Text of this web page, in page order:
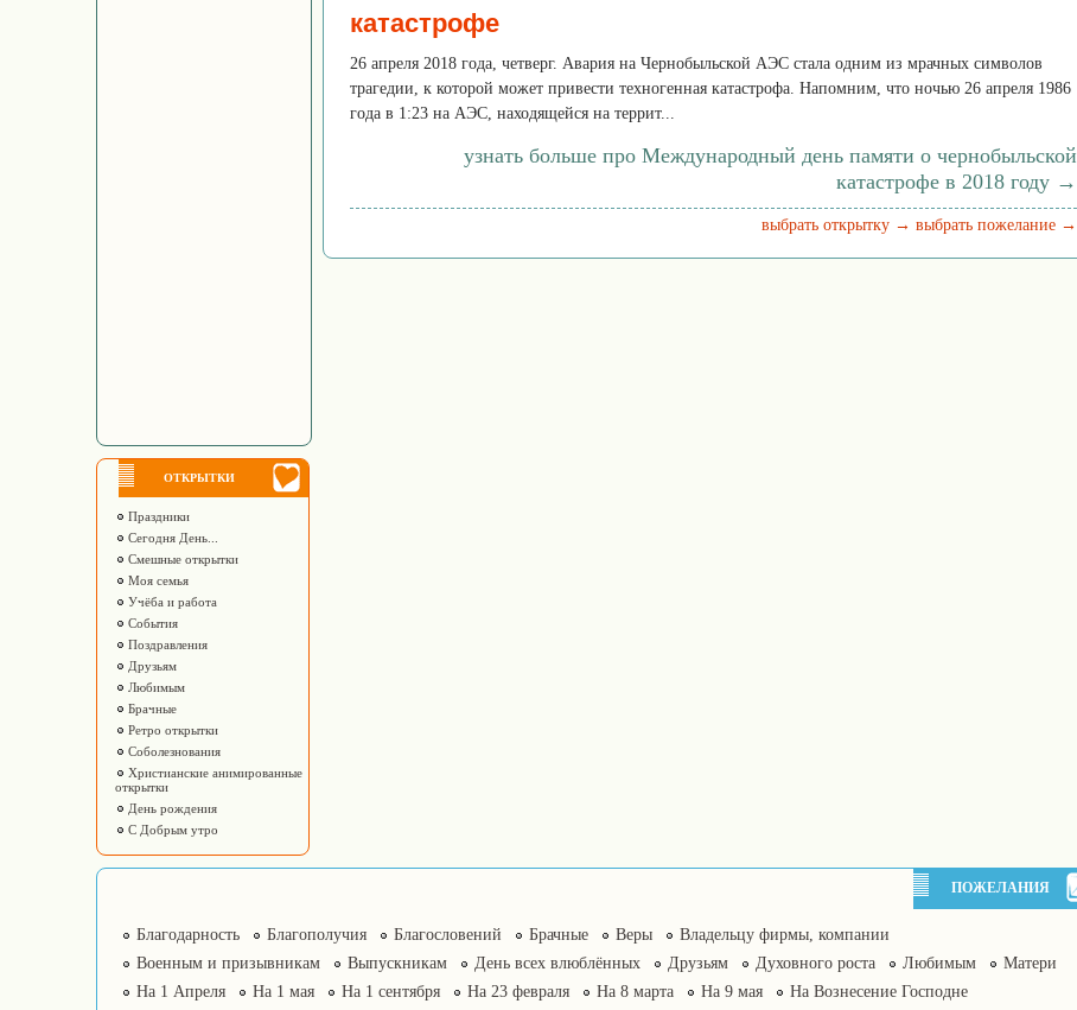
ОТКРЫТКИ
Праздники
Сегодня День...
Смешные открытки
Моя семья
Учёба и работа
События
Поздравления
Друзьям
Любимым
Брачные
Ретро открытки
Соболезнования
Христианские анимированные
открытки
День рождения
С Добрым утро
катастрофе
26 апреля 2018 года, четверг. Авария на Чернобыльской АЭС стала одним из мрачных символов
трагедии, к которой может привести техногенная катастрофа. Напомним, что ночью 26 апреля 1986
года в 1:23 на АЭС, находящейся на террит...
узнать больше про Международный день памяти о чернобыльской
катастрофе в 2018 году →
выбрать открытку → выбрать пожелание →
ПОЖЕЛАНИЯ
Благодарность Благополучия Благословений Брачные Веры
Владельцу фирмы, компании
Военным и призывникам
Выпускникам День всех влюблённых Друзьям Духовного роста Любимым
Матери
На 1 Апреля
На 1 мая На 1 сентября На 23 февраля На 8 марта На 9 мая На Вознесение Господне